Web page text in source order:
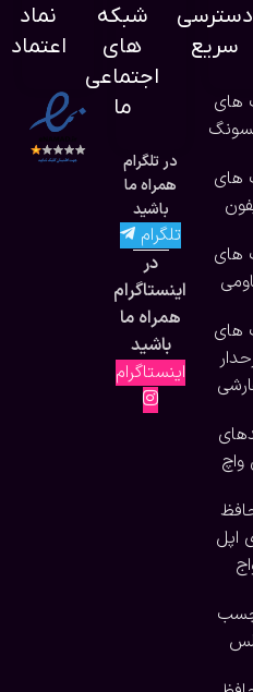
دسترسی
سریع
های
های
های
های
واچ
اپل
شبکه
های
اجتماعی
ما
در تلگرام
همراه ما
باشید
تلگرام
در
اینستاگرام
همراه ما
باشید
اینستاگرام
نماد
اعتماد